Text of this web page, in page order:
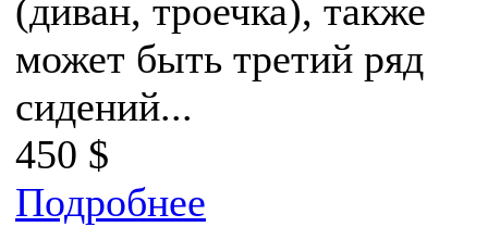
(диван, троечка), также
может быть третий ряд
сидений...
450 $
Подробнее